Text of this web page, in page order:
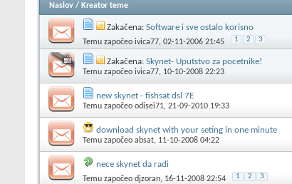
Naslov / Kreator teme
Zakačena: Software i sve ostalo korisno
Temu započeo ivica77, 02-11-2006 21:45 1 2 3
Zakačena: Skynet- Uputstvo za pocetnike!
Temu započeo ivica77, 10-10-2008 22:23
new skynet - fishsat dsl 7E
Temu započeo odisei71, 21-09-2010 19:33
download skynet with your seting in one minute
Temu započeo absat, 11-10-2008 04:22
nece skynet da radi
Temu započeo djzoran, 16-11-2008 22:54 1 2 3